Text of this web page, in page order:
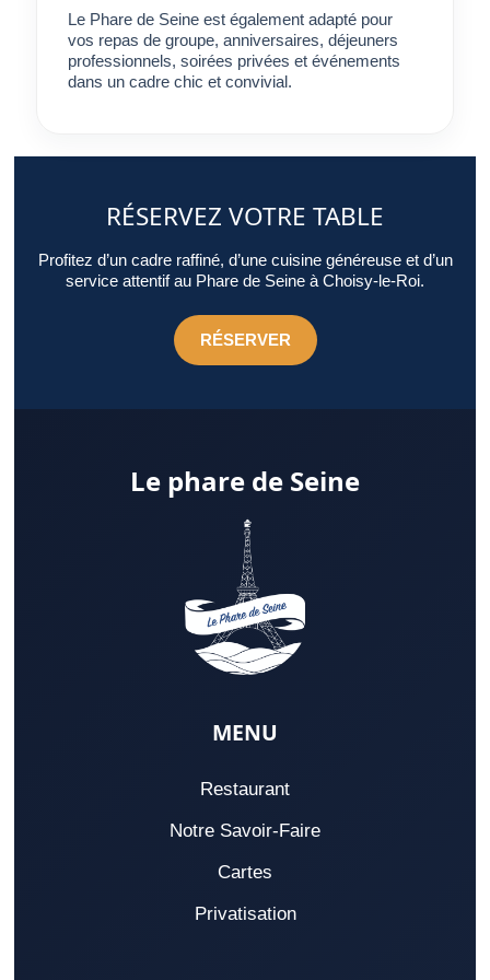
Le Phare de Seine est également adapté pour
vos repas de groupe, anniversaires, déjeuners
professionnels, soirées privées et événements
dans un cadre chic et convivial.
RÉSERVEZ VOTRE TABLE
Profitez d’un cadre raffiné, d’une cuisine généreuse et d’un
service attentif au Phare de Seine à Choisy-le-Roi.
RÉSERVER
Le phare de Seine
MENU
Restaurant
Notre Savoir-Faire
Cartes
Privatisation